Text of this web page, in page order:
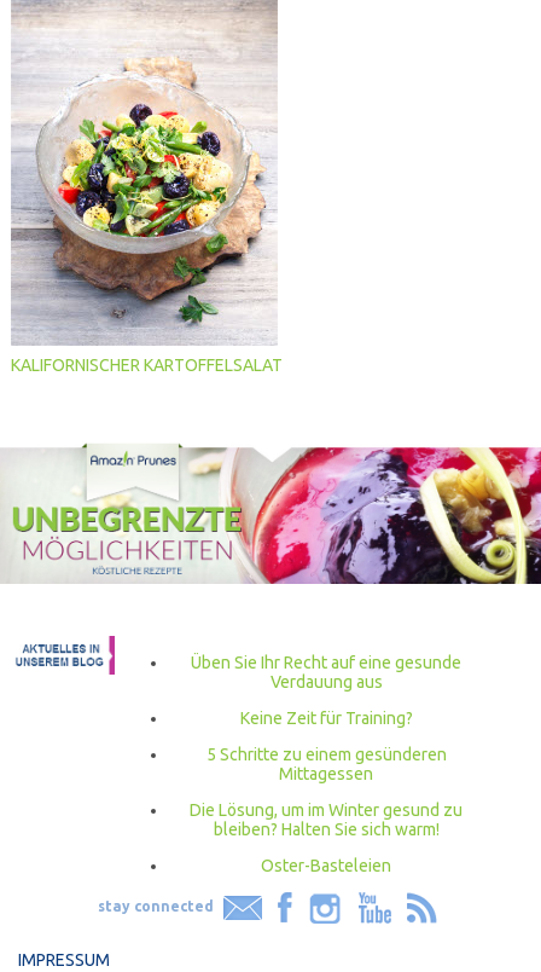
KALIFORNISCHER KARTOFFELSALAT
Üben Sie Ihr Recht auf eine gesunde
Verdauung aus
Keine Zeit für Training?
5 Schritte zu einem gesünderen
Mittagessen
Die Lösung, um im Winter gesund zu
bleiben? Halten Sie sich warm!
Oster-Basteleien
stay connected
IMPRESSUM